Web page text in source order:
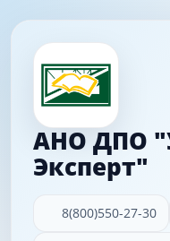
АНО ДПО
Эксперт"
8(800)550-27-30